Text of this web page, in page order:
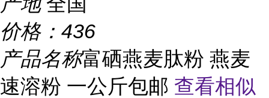
价格： 436
产品名称富硒燕麦肽粉 燕麦
速溶粉 一公斤包邮 查看相似